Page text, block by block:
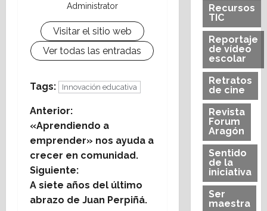
Administrator
Visitar el sitio web
Ver todas las entradas
Tags: Innovación educativa
N
a
v
e
Anterior:
«Aprendiendo a
emprender» nos ayuda a
crecer en comunidad.
Siguiente:
A siete años del último
abrazo de Juan Perpiñá.
Recursos
TIC
Reportaje
de vídeo
escolar
Retratos
de cine
Revista
Forum
Aragón
Sentido
de la
iniciativa
Ser
maestra